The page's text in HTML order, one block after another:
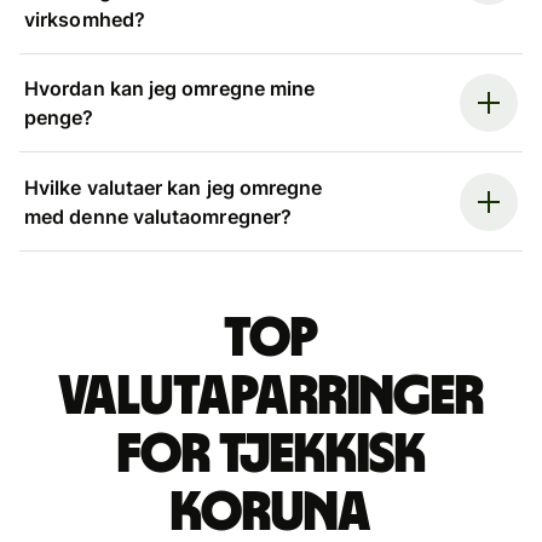
virksomhed?
Hvordan kan jeg omregne mine
penge?
Hvilke valutaer kan jeg omregne
med denne valutaomregner?
Top
valutaparringer
for tjekkisk
koruna